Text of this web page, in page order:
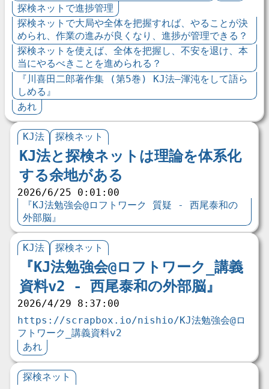
探検ネットで進捗管理
探検ネットで大局や全体を把握すれば、やることが決
められ、作業の進みが良くなり、進捗が管理できる？
探検ネットを使えば、全体を把握し、不安を退け、本
当にやるべきことを進められる？
『川喜田二郎著作集 (第5巻) KJ法―渾沌をして語ら
しめる』
あれ
KJ法 探検ネット
KJ法と探検ネットは理論を体系化
する余地がある
2026/6/25 0:01:00
『KJ法勉強会@ロフトワーク 質疑 - 西尾泰和の
外部脳』
KJ法 探検ネット
『KJ法勉強会@ロフトワーク_講義
資料v2 - 西尾泰和の外部脳』
2026/4/29 8:37:00
https://scrapbox.io/nishio/KJ法勉強会@ロ
フトワーク_講義資料v2
あれ
探検ネット